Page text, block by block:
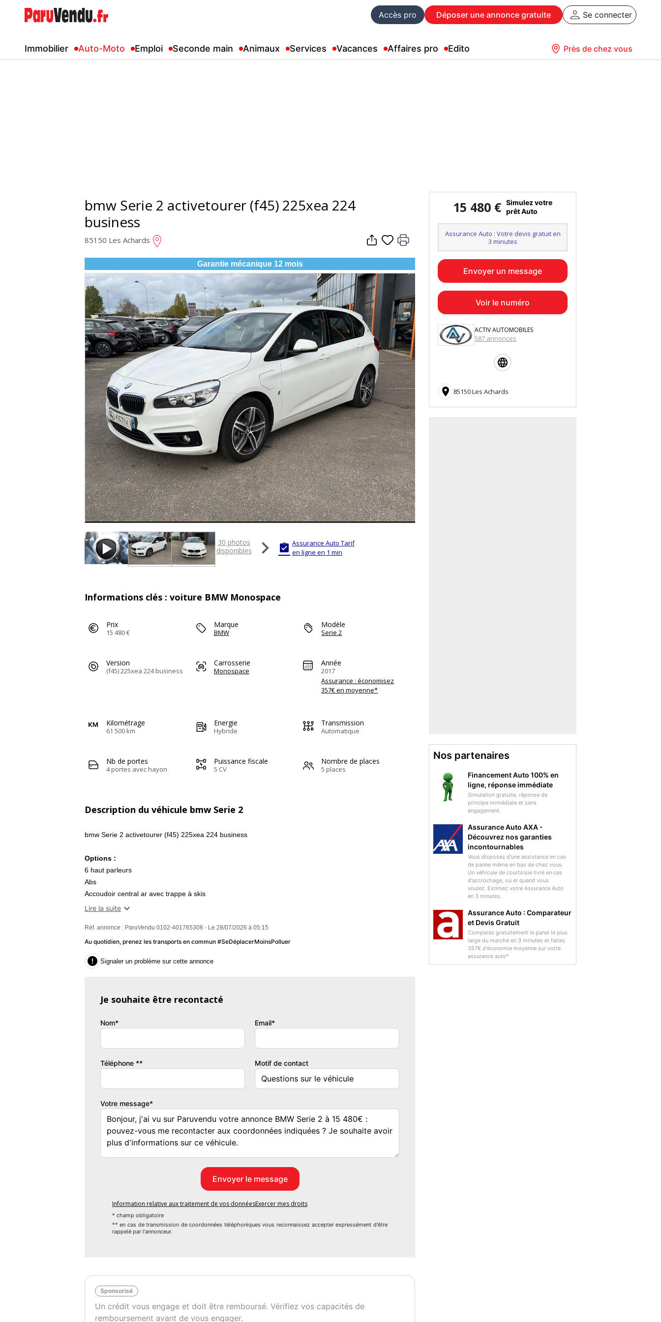
Accès pro Déposer une annonce gratuite Se connecter
Immobilier Auto-Moto Emploi Seconde main Animaux Services Vacances Affaires pro Edito Près de chez vous
bmw Serie 2 activetourer (f45) 225xea 224
business
85150 Les Achards
Garantie mécanique 12 mois
30 photos
disponibles
  Assurance Auto Tarif
en ligne en 1 min
Informations clés : voiture BMW Monospace
Prix
15 480 €
Marque
BMW
Modèle
Serie 2
Version
(f45) 225xea 224 business
Carrosserie
Monospace
Année
2017
Assurance : économisez
357€ en moyenne*
Kilométrage
61 500 km
Energie
Hybride
Transmission
Automatique
Nb de portes
4 portes avec hayon
Puissance fiscale
5 CV
Nombre de places
5 places
Description du véhicule bmw Serie 2
bmw Serie 2 activetourer (f45) 225xea 224 business
Options :
6 haut parleurs
Abs
Accoudoir central ar avec trappe à skis
Accoudoir central av avec rangement
Aide au démarrage en côte
Aide au freinage d'urgence
Airbag passager déconnectable
Airbags latéraux avant
Antipatinage
Appel d'urgence localisé
Appui-tête passager réglable en hauteur
Arrêt et redémarrage auto. du moteur
Bacs de portes arrière
Banquette ar rabattable
Banquette arrière 3 places
Becquet arrière
Blocage électronique du différentiel
Capteur de pluie
Chauffage auxiliaire
Clim automatique bi-zones
Coffre assisté électriquement
Ebd
Ecran multifonction couleur
Esp
Feux de freinage d'urgence
Lire la suite 
Réf. annonce : ParuVendu 0102-401765308 - Le 28/07/2026 à 05:15
Au quotidien, prenez les transports en commun #SeDéplacerMoinsPolluer
 Signaler un problème sur cette annonce
Je souhaite être recontacté
Nom* Email*
Téléphone ** Motif de contact
Votre message*
Information relative aux traitement de vos donnéesExercer mes droits
* champ obligatoire
** en cas de transmission de coordonnées téléphoniques vous reconnaissez accepter expressément d'être
rappelé par l'annonceur.
Sponsorisé
Un crédit vous engage et doit être remboursé. Vérifiez vos capacités de
remboursement avant de vous engager.
15 480 € Simulez votre
prêt Auto
Assurance Auto : Votre devis gratuit en
3 minutes
Envoyer un message
Voir le numéro
ACTIV AUTOMOBILES
587 annonces
 85150 Les Achards
Nos partenaires
Financement Auto 100% en
ligne, réponse immédiate
Simulation gratuite, réponse de
principe immédiate et sans
engagement.
Assurance Auto AXA -
Découvrez nos garanties
incontournables
Vous disposez d'une assistance en cas
de panne même en bas de chez vous.
Un véhicule de courtoisie livré en cas
d'accrochage, où et quand vous
voulez. Estimez votre Assurance Auto
en 3 minutes.
Assurance Auto : Comparateur
et Devis Gratuit
Comparez gratuitement le panel le plus
large du marché en 3 minutes et faites
357€ d'économie moyenne sur votre
assurance auto*